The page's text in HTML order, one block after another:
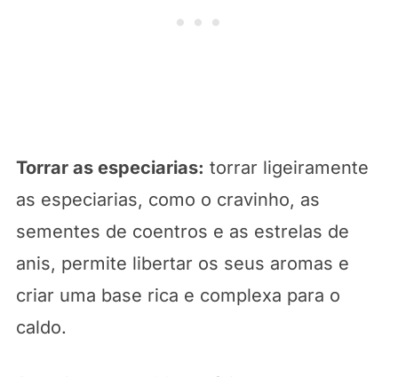
Torrar as especiarias: torrar ligeiramente
as especiarias, como o cravinho, as
sementes de coentros e as estrelas de
anis, permite libertar os seus aromas e
criar uma base rica e complexa para o
caldo.